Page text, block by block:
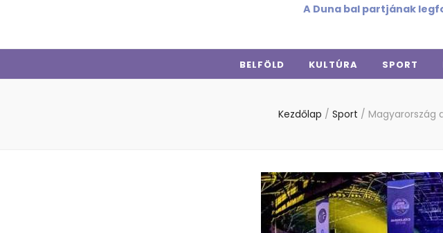
A Duna bal partjának
BELFÖLD KULTÚRA SPORT
Kezdőlap / Sport / Magyarország